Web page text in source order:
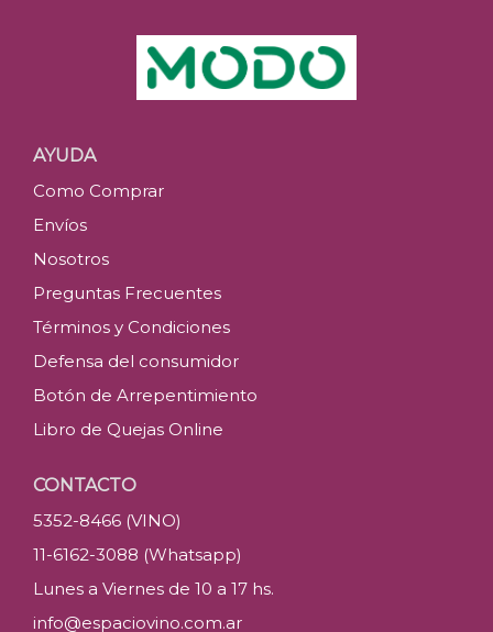
AYUDA
Como Comprar
Envíos
Nosotros
Preguntas Frecuentes
Términos y Condiciones
Defensa del consumidor
Botón de Arrepentimiento
Libro de Quejas Online
CONTACTO
5352-8466 (VINO)
11-6162-3088 (Whatsapp)
Lunes a Viernes de 10 a 17 hs.
info@espaciovino.com.ar